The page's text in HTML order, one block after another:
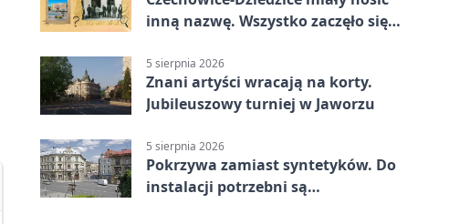
inną nazwę. Wszystko zaczęło się
5 sierpnia 2026
Znani artyści wracają na korty.
Jubileuszowy turniej w Jaworzu
5 sierpnia 2026
Pokrzywa zamiast syntetyków. Do
instalacji potrzebni są